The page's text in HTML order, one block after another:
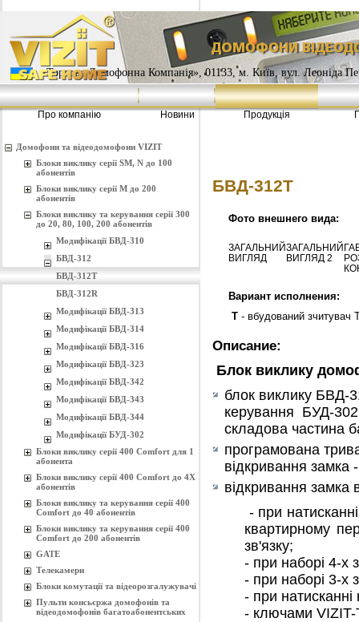
«Торгова Домофонна Компанія», 01133, м. Київ, вул. Леоніда
Про компанію Новини Продукція
Домофони та відеодомофони VIZIT
Блоки виклику серії SM, N до 100
абонентів
Блоки виклику серії M до 200
абонентів
Блоки виклику та керування серії 300
до 20, 80, 100, 200 абонентів
Модифікації БВД-310
БВД-312
БВД-312Т
БВД-312R
Модифікації БВД-313
Модифікації БВД-314
Модифікації БВД-316
Модифікації БВД-323
Модифікації БВД-342
Модифікації БВД-343
Модифікації БВД-344
Модифікації БУД-302
Блоки виклику серії 400 Comfort для 1
абонента
Блоки виклику серії 400 Comfort до 4Х
абонентів
Блоки виклику та керування серії 400
Comfort до 40 абонентів
Блоки виклику та керування серії 400
Comfort до 200 абонентів
GATE
Телекамери
Блоки комутації та відеорозгалужувачі
Пульти консьєржа домофонів та
відеодомофонів багатоабонентських
БВД-312Т
Фото внешнего вида:
ЗАГАЛЬНИЙ
ВИГЛЯД
ЗАГАЛЬНИЙ
ВИГЛЯД 2
Вариант исполнения:
T - вбудований зчитувач
Описание:
Блок виклику
блок виклику БВД-
керування БУД-
складова частина
програмована
відкривання замка
відкривання замка
- при
квартирному
зв'язку;
- при наборі 4-х
- при наборі 3-х
- при
- ключами